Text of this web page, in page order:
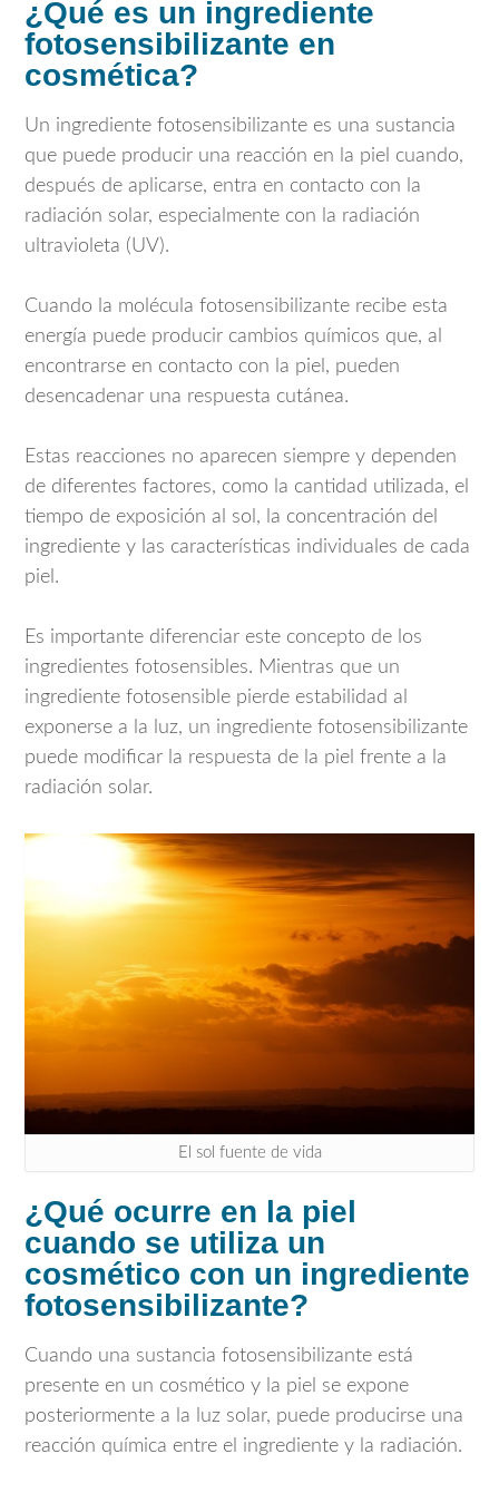
¿Qué es un ingrediente
fotosensibilizante en
cosmética?
Un ingrediente fotosensibilizante es una sustancia
que puede producir una reacción en la piel cuando,
después de aplicarse, entra en contacto con la
radiación solar, especialmente con la radiación
ultravioleta (UV).
Cuando la molécula fotosensibilizante recibe esta
energía puede producir cambios químicos que, al
encontrarse en contacto con la piel, pueden
desencadenar una respuesta cutánea.
Estas reacciones no aparecen siempre y dependen
de diferentes factores, como la cantidad utilizada, el
tiempo de exposición al sol, la concentración del
ingrediente y las características individuales de cada
piel.
Es importante diferenciar este concepto de los
ingredientes fotosensibles. Mientras que un
ingrediente fotosensible pierde estabilidad al
exponerse a la luz, un ingrediente fotosensibilizante
puede modificar la respuesta de la piel frente a la
radiación solar.
El sol fuente de vida
¿Qué ocurre en la piel
cuando se utiliza un
cosmético con un ingrediente
fotosensibilizante?
Cuando una sustancia fotosensibilizante está
presente en un cosmético y la piel se expone
posteriormente a la luz solar, puede producirse una
reacción química entre el ingrediente y la radiación.